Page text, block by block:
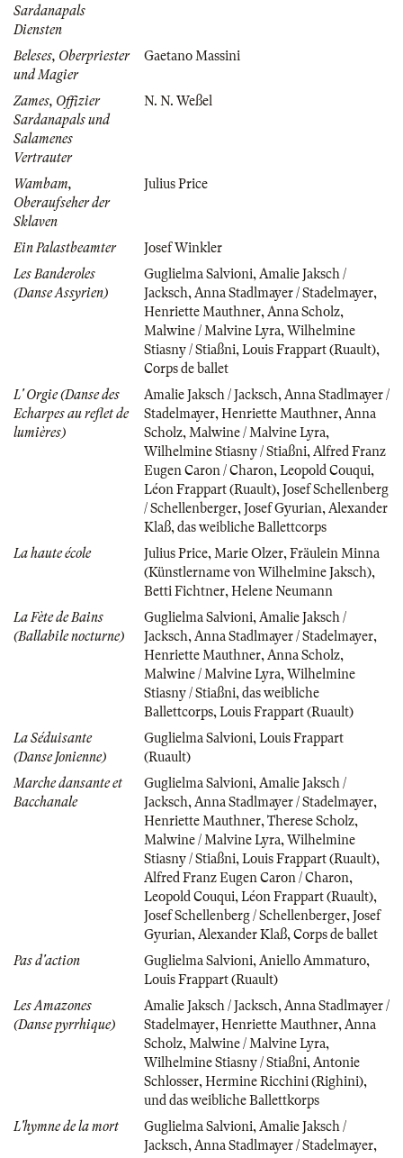
Sardanapals
Diensten
Beleses, Oberpriester
und Magier
Gaetano Massini
Zames, Offizier
Sardanapals und
Salamenes
Vertrauter
N. N. Weßel
Wambam,
Oberaufseher der
Sklaven
Julius Price
Ein Palastbeamter
Josef Winkler
Les Banderoles
(Danse Assyrien)
Guglielma Salvioni, Amalie Jaksch /
Jacksch, Anna Stadlmayer / Stadelmayer,
Henriette Mauthner, Anna Scholz,
Malwine / Malvine Lyra, Wilhelmine
Stiasny / Stiaßni, Louis Frappart (Ruault),
Corps de ballet
L' Orgie (Danse des
Echarpes au reflet de
lumières)
Amalie Jaksch / Jacksch, Anna Stadlmayer /
Stadelmayer, Henriette Mauthner, Anna
Scholz, Malwine / Malvine Lyra,
Wilhelmine Stiasny / Stiaßni, Alfred Franz
Eugen Caron / Charon, Leopold Couqui,
Léon Frappart (Ruault), Josef Schellenberg
/ Schellenberger, Josef Gyurian, Alexander
Klaß, das weibliche Ballettcorps
La haute école
Julius Price, Marie Olzer, Fräulein Minna
(Künstlername von Wilhelmine Jaksch),
Betti Fichtner, Helene Neumann
La Fète de Bains
(Ballabile nocturne)
Guglielma Salvioni, Amalie Jaksch /
Jacksch, Anna Stadlmayer / Stadelmayer,
Henriette Mauthner, Anna Scholz,
Malwine / Malvine Lyra, Wilhelmine
Stiasny / Stiaßni, das weibliche
Ballettcorps, Louis Frappart (Ruault)
La Séduisante
(Danse Jonienne)
Guglielma Salvioni, Louis Frappart
(Ruault)
Marche dansante et
Bacchanale
Guglielma Salvioni, Amalie Jaksch /
Jacksch, Anna Stadlmayer / Stadelmayer,
Henriette Mauthner, Therese Scholz,
Malwine / Malvine Lyra, Wilhelmine
Stiasny / Stiaßni, Louis Frappart (Ruault),
Alfred Franz Eugen Caron / Charon,
Leopold Couqui, Léon Frappart (Ruault),
Josef Schellenberg / Schellenberger, Josef
Gyurian, Alexander Klaß, Corps de ballet
Pas d'action
Guglielma Salvioni, Aniello Ammaturo,
Louis Frappart (Ruault)
Les Amazones
(Danse pyrrhique)
Amalie Jaksch / Jacksch, Anna Stadlmayer /
Stadelmayer, Henriette Mauthner, Anna
Scholz, Malwine / Malvine Lyra,
Wilhelmine Stiasny / Stiaßni, Antonie
Schlosser, Hermine Ricchini (Righini),
und das weibliche Ballettkorps
L'hymne de la mort
Guglielma Salvioni, Amalie Jaksch /
Jacksch, Anna Stadlmayer / Stadelmayer,